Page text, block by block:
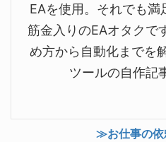
EAを使用。それでも満
筋金入りのEAオタクで
め方から自動化までを
ツールの自作記
≫お仕事の依